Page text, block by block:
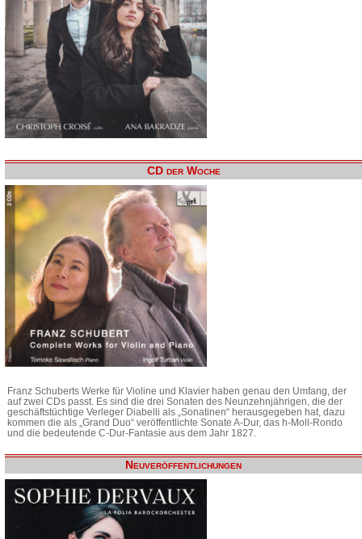
CD der Woche
Franz Schuberts Werke für Violine und Klavier haben genau den Umfang, der
auf zwei CDs passt. Es sind die drei Sonaten des Neunzehnjährigen, die der
geschäftstüchtige Verleger Diabelli als „Sonatinen“ herausgegeben hat, dazu
kommen die als „Grand Duo“ veröffentlichte Sonate A-Dur, das h-Moll-Rondo
und die bedeutende C-Dur-Fantasie aus dem Jahr 1827.
Neuveröffentlichungen